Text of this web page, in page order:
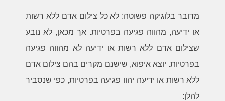
מדובר בלוגיקה פשוטה: לא כל צילום אדם ללא רשות
או ידיעה, מהווה פגיעה בפרטיות. אך מכאן, לא נובע
שצילום אדם ללא רשות או ידיעה לא מהווה פגיעה
בפרטיות. יוצא איפוא, שישנם מקרים בהם צילום אדם
ללא רשות או ידיעה יהוו פגיעה בפרטיות, כפי שנסביר
להלן: